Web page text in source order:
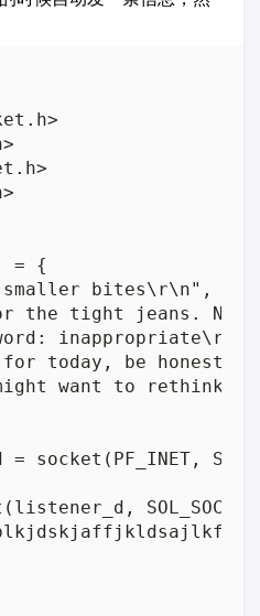
= {
bites\r\n",
the tight jeans. No
today, be honest.
want to rethink
= socket(PF_INET,